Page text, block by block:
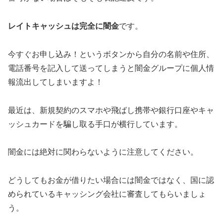
レイトキャッシュは完全に闇金です。
今すぐお申し込み！というボタンから自分の名前や住所、
電話番号を記入して送ってしまうと闇金グループに個人情
報流出してしまいますよ！
最近は、新規契約のスマホや飛ばし携帯や銀行口座やキャ
ッシュカードを騙し取る手口が横行しています。
闇金には絶対に関わらないように注意してください。
どうしてもお金が借りたい場合には闇金ではなく、国に認
められているキャッシング会社に審査してもらいましょ
う。